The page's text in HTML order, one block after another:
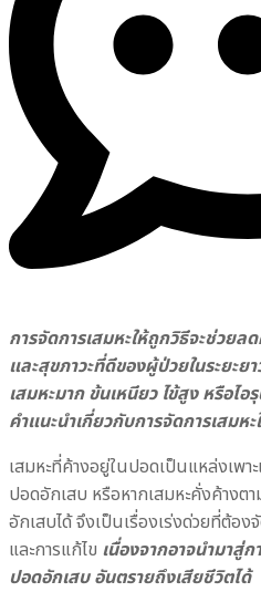
การจัดการเสมหะให้ถูกวิธีจะช่วยล
และสุขภาวะที่ดีของผู้ป่วยในระยะย
เสมหะมาก ข้นเหนียว ไข้สูง หรือไ
คำแนะนำเกี่ยวกับการจัดการเสม
เสมหะที่ค้างอยู่ในปอดเป็นแหล่งเพา
ปอดอักเสบ หรือหากเสมหะคั่งค้างต
อักเสบได้ จึงเป็นเรื่องเร่งด่วยที่ต้อง
และการแก้ไข เนื่องจากอาจนำมาสู่ก
ปอดอักเสบ อันตรายถึงเสียชีวิตได้